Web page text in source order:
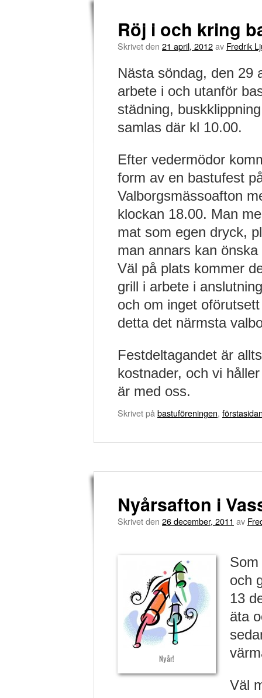
Röj i och kring
Skrivet den 21 april, 2012av Fredrik
Nästa söndag, den 29
arbete i och utanför
städning,
samlas där kl 10.00.
Efter vedermödor
form av en bastufest
Valborgsmässoafton
klockan 18.00. Man
mat som egen dryck,
man annars kan
Väl på plats kommer
grill i arbete i
och om inget
detta det närmsta
Festdeltagandet är
kostnader, och vi
är med oss.
Skrivet på bastuföreningen,
Nyårsafton i
Skrivet den 26 december, 2011 av
Nyår!
och
13
äta
Väl